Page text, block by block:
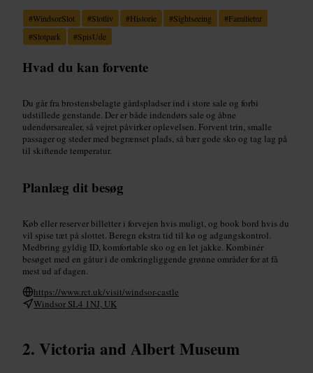
#WindsorSlot #Slotliv #Historie #Sightseeing #Familietur
#Slotpark #SpisUde
Hvad du kan forvente
Du går fra brostensbelagte gårdspladser ind i store sale og forbi
udstillede genstande. Der er både indendørs sale og åbne
udendørsarealer, så vejret påvirker oplevelsen. Forvent trin, smalle
passager og steder med begrænset plads, så bær gode sko og tag lag på
til skiftende temperatur.
Planlæg dit besøg
Køb eller reserver billetter i forvejen hvis muligt, og book bord hvis du
vil spise tæt på slottet. Beregn ekstra tid til kø og adgangskontrol.
Medbring gyldig ID, komfortable sko og en let jakke. Kombinér
besøget med en gåtur i de omkringliggende grønne områder for at få
mest ud af dagen.
https://www.rct.uk/visit/windsor-castle
Windsor SL4 1NJ, UK
Victoria and Albert Museum